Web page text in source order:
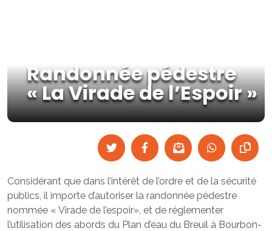
Randonnée pédestre
« La Virade de l’Espoir »
Considérant que dans l’intérêt de l’ordre et de la sécurité
publics, il importe d’autoriser la randonnée pédestre
nommée « Virade de l’espoir», et de réglementer
l’utilisation des abords du Plan d’eau du Breuil à Bourbon-